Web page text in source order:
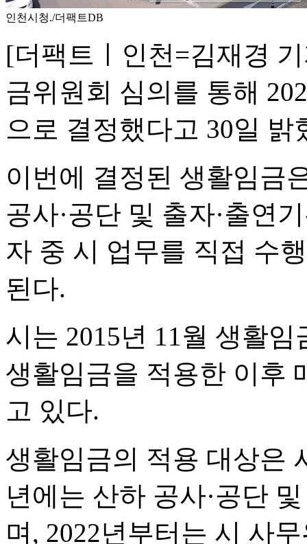
인천시청./더팩트DB
[더팩트ㅣ인천=김재경
금위원회 심의를 통해
으로 결정했다고 30일 밝
이번에 결정된 생활임금
공사·공단 및 출자·출연
자 중 시 업무를 직접 수
된다.
시는 2015년 11월 생활
생활임금을 적용한 이후
고 있다.
생활임금의 적용 대상은
년에는 산하 공사·공단
며, 2022년부터는 시 사